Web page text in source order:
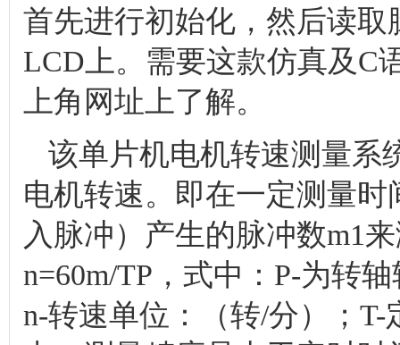
首先进行初始化，然后读
LCD上。需要这款仿真及C
上角网址上了解。
该单片机电机转速测量系
电机转速。即在一定测量
入脉冲）产生的脉冲数m1
n=60m/TP，式中：P-为转
n-转速单位：（转/分）；